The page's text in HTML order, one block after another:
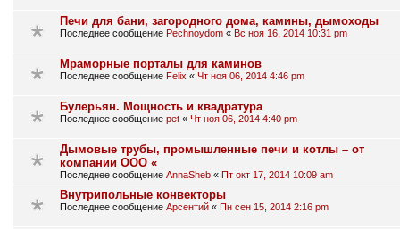
Печи для бани, загородного дома, камины, дымоходы
Последнее сообщение Pechnoydom « Вс ноя 16, 2014 10:31 pm
Мраморные порталы для каминов
Последнее сообщение Felix « Чт ноя 06, 2014 4:46 pm
Булерьян. Мощность и квадратура
Последнее сообщение pet « Чт ноя 06, 2014 4:40 pm
Дымовые трубы, промышленные печи и котлы – от
компании ООО «
Последнее сообщение AnnaSheb « Пт окт 17, 2014 10:09 am
Внутрипольные конвекторы
Последнее сообщение Арсентий « Пн сен 15, 2014 2:16 pm